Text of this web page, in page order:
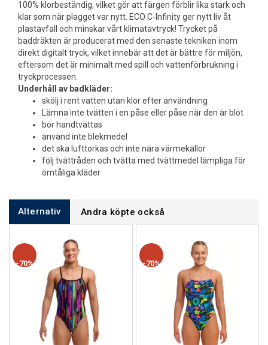
100% klorbeständig, vilket gör att färgen förblir lika stark och
klar som när plagget var nytt. ECO C-Infinity ger nytt liv åt
plastavfall och minskar vårt klimatavtryck! Trycket på
baddräkten är producerat med den senaste tekniken inom
direkt digitalt tryck, vilket innebär att det är bättre för miljön,
eftersom det är minimalt med spill och vattenförbrukning i
tryckprocessen.
Underhåll av badkläder:
skölj i rent vatten utan klor efter användning
Lämna inte tvätten i en påse eller påse när den är blöt
bör handtvättas
använd inte blekmedel
det ska lufttorkas och inte nära värmekällor
följ tvättråden och tvätta med tvättmedel lämpliga för
ömtåliga kläder
Alternativ Andra köpte också
70% 70%